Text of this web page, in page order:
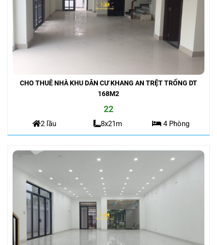
CHO THUÊ NHÀ KHU DÂN CƯ KHANG AN TRỆT TRỐNG DT
168M2
22
2 lầu 8x21m 4 Phòng